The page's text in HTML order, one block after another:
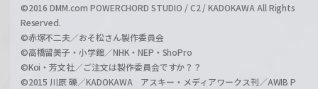
©2016 DMM.com POWERCHORD STUDIO / C2 / KADOKAWA All Rights
Reserved.
©赤塚不二夫／おそ松さん製作委員会
©高橋留美子・小学館／NHK・NEP・ShoPro
©Koi・芳文社／ご注文は製作委員会ですか？？
©2015 川原 礫／KADOKAWA アスキー・メディアワークス刊／AWIB P